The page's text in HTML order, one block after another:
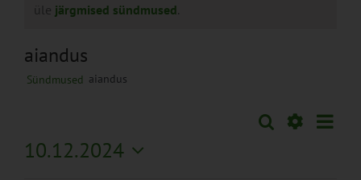
üle järgmised sündmused
aiandus
Sündmused aiandus
Sündmused
Otsi Päev
10.12.2024